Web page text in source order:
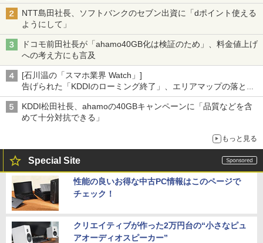
NTT島田社長、ソフトバンクのセブン出資に「dポイント使える
ようにして」
ドコモ前田社長が「ahamo40GB化は検証のため」、料金値上げ
への考え方にも言及
[石川温の「スマホ業界 Watch」]
告げられた「KDDIのローミング終了」、エリアマップの落とし
穴と楽天モバイルの課題
KDDI松田社長、ahamoの40GBキャンペーンに「品質などを含
めて十分対抗できる」
もっと見る
Special Site
性能の良いお得な中古PC情報はこのページで
チェック！
クリエイティブが作った2万円台の“小さなピュ
アオーディオスピーカー”